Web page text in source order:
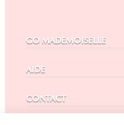
GO MADEMOISELLE
AIDE
CONTACT